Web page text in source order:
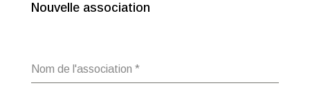
Nouvelle association
Nom de l'association *